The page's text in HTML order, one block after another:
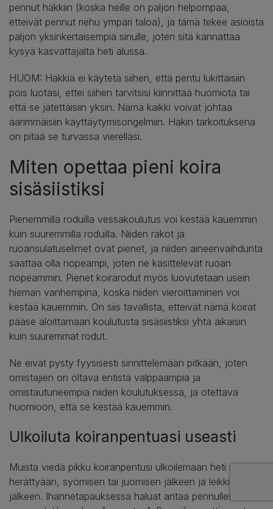
pennut häkkiin (koska heille on paljon helpompaa,
etteivät pennut riehu ympäri taloa), ja tämä tekee asioista
paljon yksinkertaisempia sinulle, joten sitä kannattaa
kysyä kasvattajalta heti alussa.
HUOM: Häkkiä ei käytetä siihen, että pentu lukittaisiin
pois luotasi, ettei siihen tarvitsisi kiinnittää huomiota tai
että se jätettäisiin yksin. Nämä kaikki voivat johtaa
äärimmäisiin käyttäytymisongelmiin. Häkin tarkoituksena
on pitää se turvassa vierelläsi.
Miten opettaa pieni koira
sisäsiistiksi
Pienemmillä roduilla vessakoulutus voi kestää kauemmin
kuin suuremmilla roduilla. Niiden rakot ja
ruoansulatuselimet ovat pienet, ja niiden aineenvaihdunta
saattaa olla nopeampi, joten ne käsittelevät ruoan
nopeammin. Pienet koirarodut myös luovutetaan usein
hieman vanhempina, koska niiden vieroittaminen voi
kestää kauemmin. On siis tavallista, etteivät nämä koirat
pääse aloittamaan koulutusta sisäsiistiksi yhtä aikaisin
kuin suuremmat rodut.
Ne eivät pysty fyysisesti sinnittelemään pitkään, joten
omistajien on oltava entistä valppaampia ja
omistautuneempia niiden koulutuksessa, ja otettava
huomioon, että se kestää kauemmin.
Ulkoiluta koiranpentuasi useasti
Muista viedä pikku koiranpentusi ulkoilemaan heti sen
herättyään, syömisen tai juomisen jälkeen ja leikkien
jälkeen. Ihannetapauksessa haluat antaa pennullesi